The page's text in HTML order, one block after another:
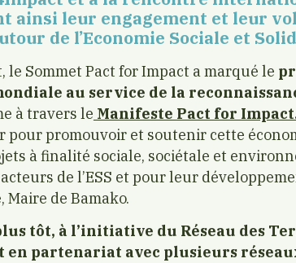
ainsi leur engagement et leur
de l’Economie Sociale et
le Sommet Pact for Impact a marqué le
au service de la
à travers le Manifeste Pact for
pour promouvoir et soutenir cette
à finalité sociale, sociétale et
de l’ESS et pour leur
Maire de Bamako.
tôt, à l’initiative du Réseau des
en partenariat avec plusieurs